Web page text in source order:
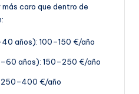
caro que dentro de
años): 100–150 €/año
años): 150–250 €/año
250–400 €/año